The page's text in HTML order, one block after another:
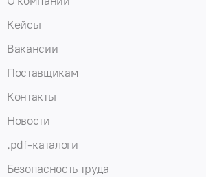
Кейсы
Вакансии
Поставщикам
Контакты
Новости
.pdf-каталоги
Безопасность труда